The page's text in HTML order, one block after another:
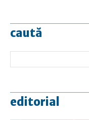
caută
editorial